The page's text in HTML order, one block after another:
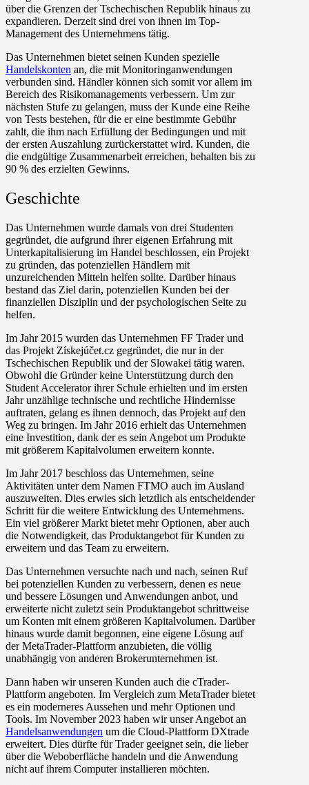
über die Grenzen der Tschechischen Republik hinaus zu
expandieren. Derzeit sind drei von ihnen im Top-
Management des Unternehmens tätig.
Das Unternehmen bietet seinen Kunden spezielle
Handelskonten an, die mit Monitoringanwendungen
verbunden sind. Händler können sich somit vor allem im
Bereich des Risikomanagements verbessern. Um zur
nächsten Stufe zu gelangen, muss der Kunde eine Reihe
von Tests bestehen, für die er eine bestimmte Gebühr
zahlt, die ihm nach Erfüllung der Bedingungen und mit
der ersten Auszahlung zurückerstattet wird. Kunden, die
die endgültige Zusammenarbeit erreichen, behalten bis zu
90 % des erzielten Gewinns.
Geschichte
Das Unternehmen wurde damals von drei Studenten
gegründet, die aufgrund ihrer eigenen Erfahrung mit
Unterkapitalisierung im Handel beschlossen, ein Projekt
zu gründen, das potenziellen Händlern mit
unzureichenden Mitteln helfen sollte. Darüber hinaus
bestand das Ziel darin, potenziellen Kunden bei der
finanziellen Disziplin und der psychologischen Seite zu
helfen.
Im Jahr 2015 wurden das Unternehmen FF Trader und
das Projekt Získejúčet.cz gegründet, die nur in der
Tschechischen Republik und der Slowakei tätig waren.
Obwohl die Gründer keine Unterstützung durch den
Student Accelerator ihrer Schule erhielten und im ersten
Jahr unzählige technische und rechtliche Hindernisse
auftraten, gelang es ihnen dennoch, das Projekt auf den
Weg zu bringen. Im Jahr 2016 erhielt das Unternehmen
eine Investition, dank der es sein Angebot um Produkte
mit größerem Kapitalvolumen erweitern konnte.
Im Jahr 2017 beschloss das Unternehmen, seine
Aktivitäten unter dem Namen FTMO auch im Ausland
auszuweiten. Dies erwies sich letztlich als entscheidender
Schritt für die weitere Entwicklung des Unternehmens.
Ein viel größerer Markt bietet mehr Optionen, aber auch
die Notwendigkeit, das Produktangebot für Kunden zu
erweitern und das Team zu erweitern.
Das Unternehmen versuchte nach und nach, seinen Ruf
bei potenziellen Kunden zu verbessern, denen es neue
und bessere Lösungen und Anwendungen anbot, und
erweiterte nicht zuletzt sein Produktangebot schrittweise
um Konten mit einem größeren Kapitalvolumen. Darüber
hinaus wurde damit begonnen, eine eigene Lösung auf
der MetaTrader-Plattform anzubieten, die völlig
unabhängig von anderen Brokerunternehmen ist.
Dann haben wir unseren Kunden auch die cTrader-
Plattform angeboten. Im Vergleich zum MetaTrader bietet
es ein moderneres Aussehen und mehr Optionen und
Tools. Im November 2023 haben wir unser Angebot an
Handelsanwendungen um die Cloud-Plattform DXtrade
erweitert. Dies dürfte für Trader geeignet sein, die lieber
über die Weboberfläche handeln und die Anwendung
nicht auf ihrem Computer installieren möchten.